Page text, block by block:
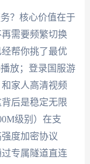
？核心价值在于
需要频繁切换
帮你挑了最优
放；登录国服游
家人高清视频
后是稳定无限
级别）在支
度加密协议
过专属隧道直连